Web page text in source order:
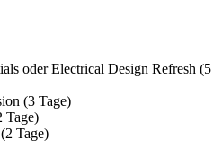
oder Electrical Design Refresh (5
(3 Tage)
Tage)
Tage)